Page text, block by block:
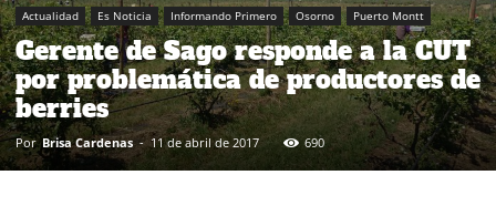
Actualidad Es Noticia Informando Primero Osorno Puerto Montt
Gerente de Sago responde a la CUT
por problemática de productores de
berries
Por Brisa Cardenas - 11 de abril de 2017 690